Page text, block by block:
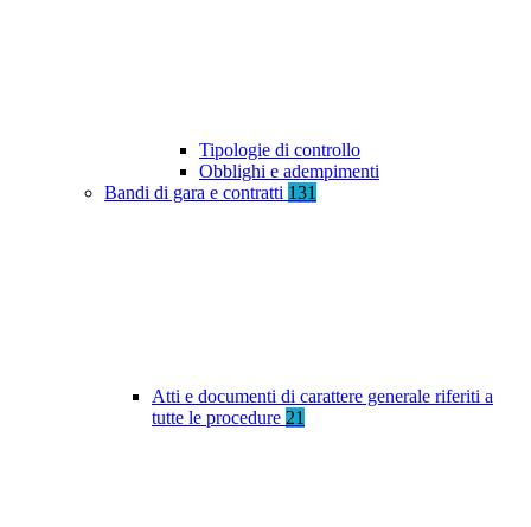
Tipologie di controllo
Obblighi e adempimenti
Bandi di gara e contratti 131
Atti e documenti di carattere generale riferiti a
tutte le procedure 21